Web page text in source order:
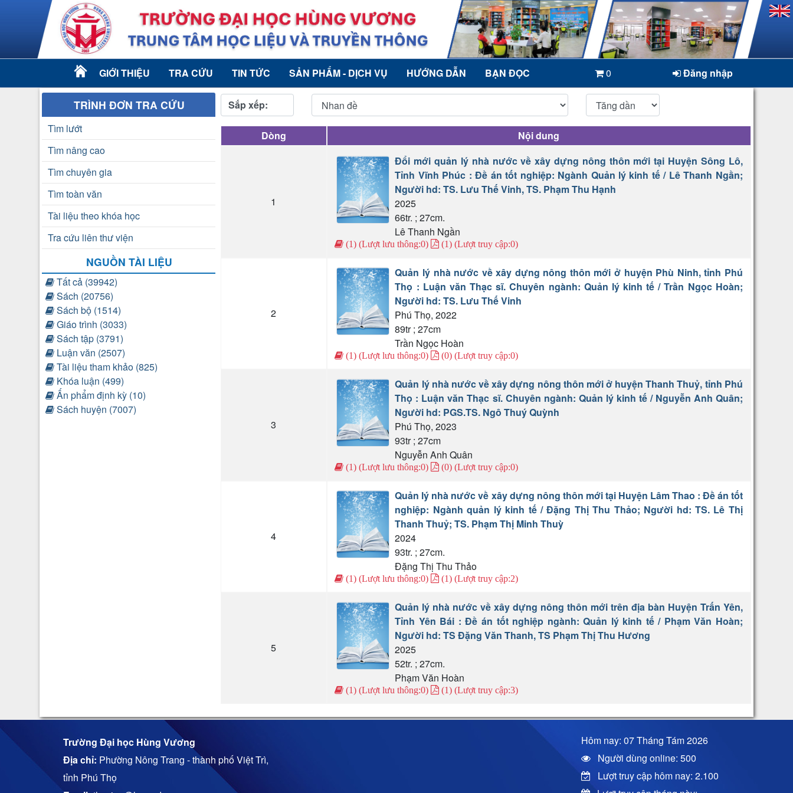
GIỚI THIỆU TRA CỨU TIN TỨC SẢN PHẨM - DỊCH VỤ HƯỚNG DẪN BẠN ĐỌC 0 Đăng nhập
TRÌNH ĐƠN TRA CỨU
Tìm lướt
Tìm nâng cao
Tìm chuyên gia
Tìm toàn văn
Tài liệu theo khóa học
Tra cứu liên thư viện
NGUỒN TÀI LIỆU
Tất cả (39942)
Sách (20756)
Sách bộ (1514)
Giáo trình (3033)
Sách tập (3791)
Luận văn (2507)
Tài liệu tham khảo (825)
Khóa luận (499)
Ấn phẩm định kỳ (10)
Sách huyện (7007)
Sắp xếp:
Dòng Nội dung
1
Đổi mới quản lý nhà nước về xây dựng nông thôn mới tại Huyện Sông Lô,
Tỉnh Vĩnh Phúc : Đề án tốt nghiệp: Ngành Quản lý kinh tế / Lê Thanh Ngần;
Người hd: TS. Lưu Thế Vinh, TS. Phạm Thu Hạnh
2025
66tr. ; 27cm.
Lê Thanh Ngần
(1) (Lượt lưu thông:0) (1) (Lượt truy cập:0)
2
Quản lý nhà nước về xây dựng nông thôn mới ở huyện Phù Ninh, tỉnh Phú
Thọ : Luận văn Thạc sĩ. Chuyên ngành: Quản lý kinh tế / Trần Ngọc Hoàn;
Người hd: TS. Lưu Thế Vinh
Phú Thọ, 2022
89tr ; 27cm
Trần Ngọc Hoàn
(1) (Lượt lưu thông:0) (0) (Lượt truy cập:0)
3
Quản lý nhà nước về xây dựng nông thôn mới ở huyện Thanh Thuỷ, tỉnh Phú
Thọ : Luận văn Thạc sĩ. Chuyên ngành: Quản lý kinh tế / Nguyễn Anh Quân;
Người hd: PGS.TS. Ngô Thuý Quỳnh
Phú Thọ, 2023
93tr ; 27cm
Nguyễn Anh Quân
(1) (Lượt lưu thông:0) (0) (Lượt truy cập:0)
4
Quản lý nhà nước về xây dựng nông thôn mới tại Huyện Lâm Thao : Đề án tốt
nghiệp: Ngành quản lý kinh tế / Đặng Thị Thu Thảo; Người hd: TS. Lê Thị
Thanh Thuỷ; TS. Phạm Thị Minh Thuỳ
2024
93tr. ; 27cm.
Đặng Thị Thu Thảo
(1) (Lượt lưu thông:0) (1) (Lượt truy cập:2)
5
Quản lý nhà nước về xây dựng nông thôn mới trên địa bàn Huyện Trấn Yên,
Tỉnh Yên Bái : Đề án tốt nghiệp ngành: Quản lý kinh tế / Phạm Văn Hoàn;
Người hd: TS Đặng Văn Thanh, TS Phạm Thị Thu Hương
2025
52tr. ; 27cm.
Phạm Văn Hoàn
(1) (Lượt lưu thông:0) (1) (Lượt truy cập:3)
Trường Đại học Hùng Vương
Địa chỉ: Phường Nông Trang - thành phố Việt Trì,
tỉnh Phú Thọ
Hôm nay: 07 Tháng Tám 2026
Người dùng online: 500
Lượt truy cập hôm nay: 2.100